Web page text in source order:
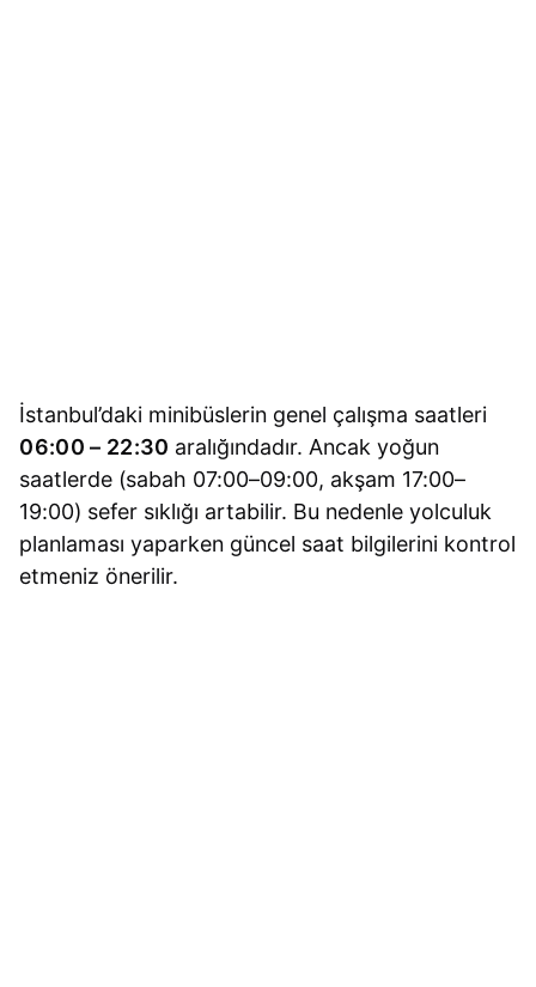
İstanbul’daki minibüslerin genel çalışma saatleri
06:00 – 22:30 aralığındadır. Ancak yoğun
saatlerde (sabah 07:00–09:00, akşam 17:00–
19:00) sefer sıklığı artabilir. Bu nedenle yolculuk
planlaması yaparken güncel saat bilgilerini kontrol
etmeniz önerilir.